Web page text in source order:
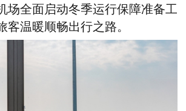
场全面启动冬季运行保障准备工
客温暖顺畅出行之路。